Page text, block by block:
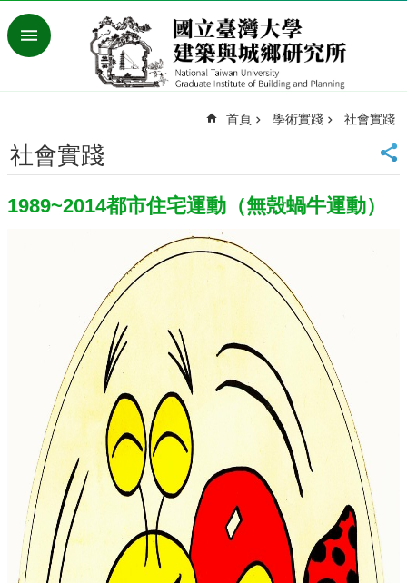
跳到主要內容區塊
進
灣
大
首
所
成
員
招
生
首頁 學術實踐 社會實踐
社會實踐
1989~2014都市住宅運動（無殼蝸牛運動）